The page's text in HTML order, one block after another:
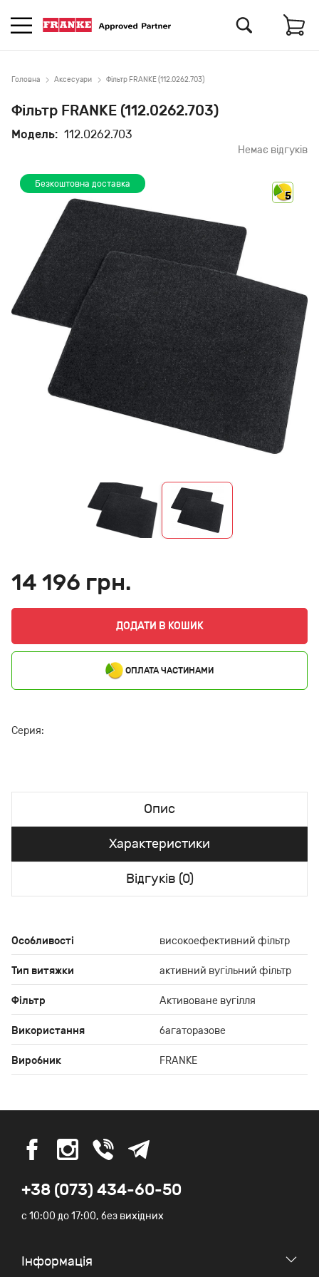
Головна Аксесуари Фільтр FRANKE (112.0262.703)
Фільтр FRANKE (112.0262.703)
Модель: 112.0262.703
Немає відгуків
Безкоштовна доставка
5
14 196 грн.
ДОДАТИ В КОШИК
ОПЛАТА ЧАСТИНАМИ
Серия:
Опис
Характеристики
Відгуків (0)
Особливості високоефективний фільтр
Тип витяжки активний вугільний фільтр
Фільтр Активоване вугілля
Використання багаторазове
Виробник FRANKE
+38 (073) 434-60-50
c 10:00 до 17:00, без вихідних
Iнформація